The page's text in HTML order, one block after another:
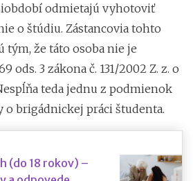
odmietajú vyhotoviť
o štúdiu. Zástancovia tohto
že táto osoba nie je
ods. 3 zákona č. 131/2002 Z. z. o
teda jednu z podmienok
o brigádnickej práci študenta.
(do 18 rokov) –